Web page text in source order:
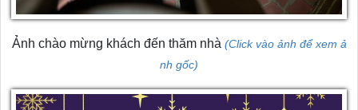
Ảnh chào mừng khách đến thăm nhà (Click vào ảnh để xem ả
nh gốc)